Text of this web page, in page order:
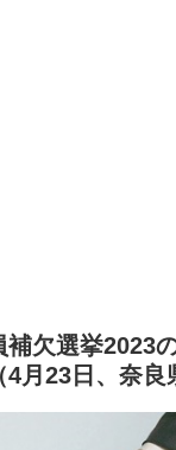
欠選挙2023
月23日、奈良